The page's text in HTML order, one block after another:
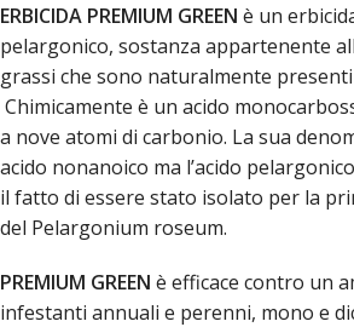
ERBICIDA PREMIUM GREEN è un
pelargonico, sostanza appartenente
grassi che sono naturalmente presenti
Chimicamente è un acido
a nove atomi di carbonio. La sua
acido nonanoico ma l’acido
il fatto di essere stato isolato per la
del Pelargonium roseum.
PREMIUM GREEN è efficace contro un
infestanti annuali e perenni, mono e